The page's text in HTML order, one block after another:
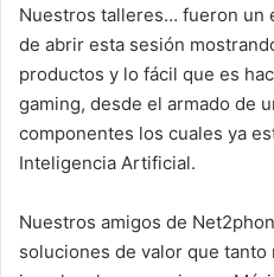
Nuestros talleres… fueron un
de abrir esta sesión
productos y lo fácil que es
gaming, desde el armado de
componentes los cuales ya
Inteligencia Artificial.
Nuestros amigos de
soluciones de valor que